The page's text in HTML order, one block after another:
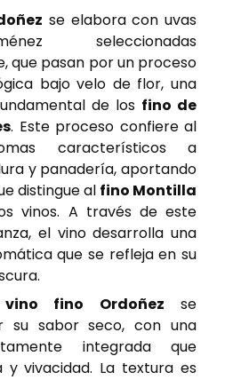
se elabora con uvas
seleccionadas
que pasan por un proceso
bajo velo de flor, una
de los fino de
. Este proceso confiere al
característicos a
y panadería, aportando
distingue al fino Montilla
vinos. A través de este
el vino desarrolla una
que se refleja en su
vino fino Ordoñez se
su sabor seco, con una
integrada que
vivacidad. La textura es